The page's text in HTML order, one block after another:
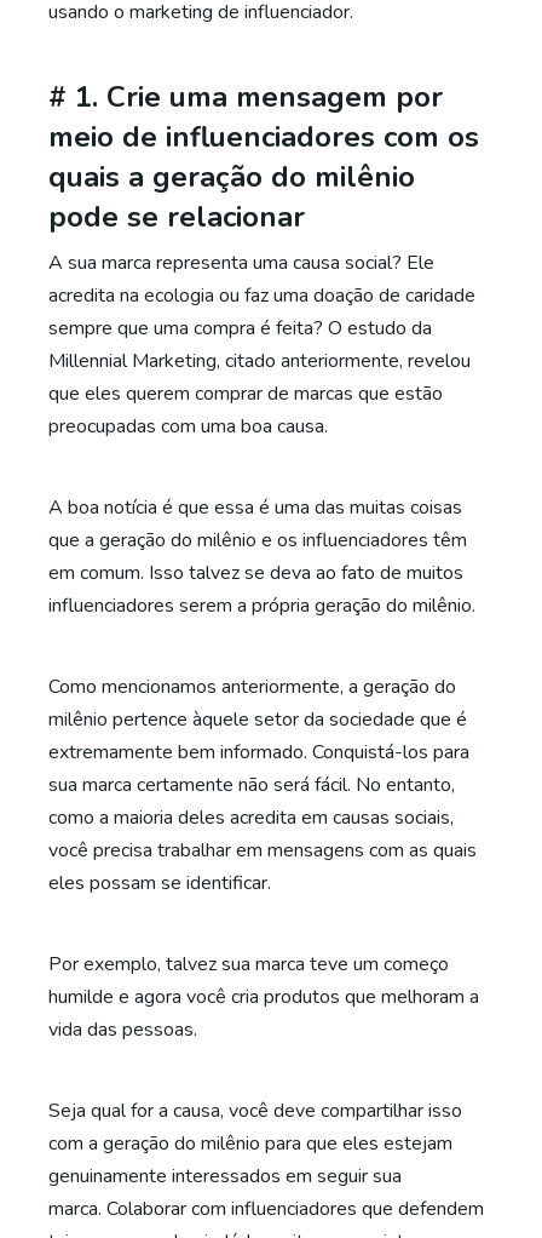
usando o marketing de influenciador.
# 1. Crie uma mensagem por
meio de influenciadores com os
quais a geração do milênio
pode se relacionar
A sua marca representa uma causa social? Ele
acredita na ecologia ou faz uma doação de caridade
sempre que uma compra é feita? O estudo da
Millennial Marketing, citado anteriormente, revelou
que eles querem comprar de marcas que estão
preocupadas com uma boa causa.
A boa notícia é que essa é uma das muitas coisas
que a geração do milênio e os influenciadores têm
em comum. Isso talvez se deva ao fato de muitos
influenciadores serem a própria geração do milênio.
Como mencionamos anteriormente, a geração do
milênio pertence àquele setor da sociedade que é
extremamente bem informado. Conquistá-los para
sua marca certamente não será fácil. No entanto,
como a maioria deles acredita em causas sociais,
você precisa trabalhar em mensagens com as quais
eles possam se identificar.
Por exemplo, talvez sua marca teve um começo
humilde e agora você cria produtos que melhoram a
vida das pessoas.
Seja qual for a causa, você deve compartilhar isso
com a geração do milênio para que eles estejam
genuinamente interessados em seguir sua
marca. Colaborar com influenciadores que defendem